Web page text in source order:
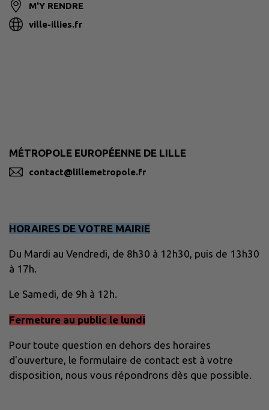
M'Y RENDRE
ville-illies.fr
MÉTROPOLE EUROPÉENNE DE LILLE
contact@lillemetropole.fr
HORAIRES DE VOTRE MAIRIE
Du Mardi au Vendredi, de 8h30 à 12h30, puis de 13h30
à 17h.
Le Samedi, de 9h à 12h.
Fermeture au public le lundi
Pour toute question en dehors des horaires
d'ouverture, le formulaire de contact est à votre
disposition, nous vous répondrons dès que possible.